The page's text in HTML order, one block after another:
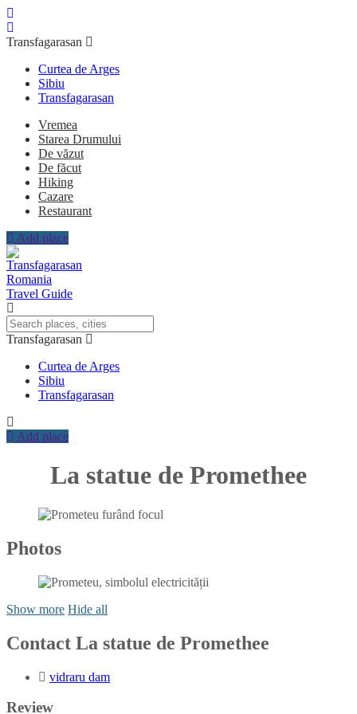
Transfagarasan
Curtea de Arges
Sibiu
Transfagarasan
Vremea
Starea Drumului
De văzut
De făcut
Hiking
Cazare
Restaurant
Add place
Transfagarasan
Curtea de Arges
Sibiu
Transfagarasan
Add place
La statue de Promethee
Photos
Show more Hide all
Contact La statue de Promethee
vidraru dam
Review